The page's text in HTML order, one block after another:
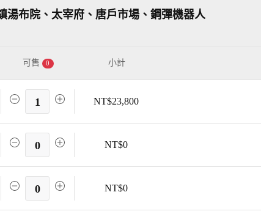
湯布院、太宰府、唐戶市場、鋼彈機器人
可售 0 小計
1 NT$23,800
0 NT$0
0 NT$0